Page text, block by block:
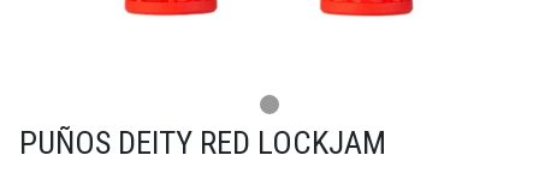
PUÑOS DEITY RED LOCKJAM